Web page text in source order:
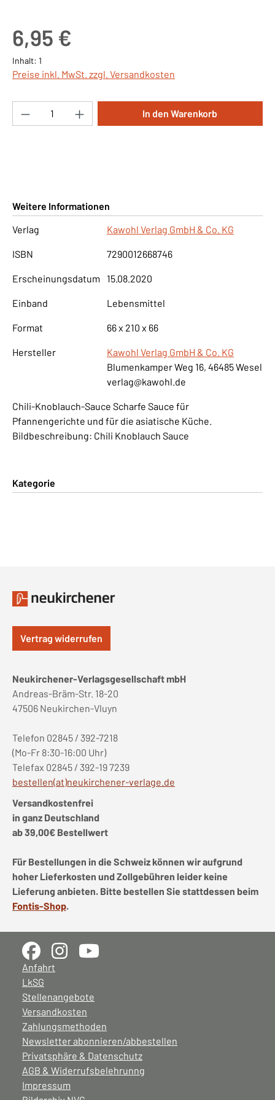
6,95 €
Inhalt: 1
Preise inkl. MwSt. zzgl. Versandkosten
Produkt Anzahl: Gib den gewünschten
In den Warenkorb
Weitere Informationen
Verlag
Kawohl Verlag GmbH & Co. KG
ISBN 7290012668746
Erscheinungsdatum 15.08.2020
Einband Lebensmittel
Format 66 x 210 x 66
Hersteller
Kawohl Verlag GmbH & Co. KG
Blumenkamper Weg 16, 46485 Wesel
verlag@kawohl.de
Chili-Knoblauch-Sauce Scharfe Sauce für
Pfannengerichte und für die asiatische Küche.
Bildbeschreibung: Chili Knoblauch Sauce
Kategorie
Vertrag widerrufen
Neukirchener-Verlagsgesellschaft mbH
Andreas-Bräm-Str. 18-20
47506 Neukirchen-Vluyn
Telefon 02845 / 392-7218
(Mo-Fr 8:30-16:00 Uhr)
Telefax 02845 / 392-19 7239
bestellen(at)neukirchener-verlage.de
Versandkostenfrei
in ganz Deutschland
ab 39,00€ Bestellwert
Für Bestellungen in die Schweiz können wir aufgrund
hoher Lieferkosten und Zollgebühren leider keine
Lieferung anbieten. Bitte bestellen Sie stattdessen beim
Fontis-Shop.
Anfahrt
LkSG
Stellenangebote
Versandkosten
Zahlungsmethoden
Newsletter abonnieren/abbestellen
Privatsphäre & Datenschutz
AGB & Widerrufsbelehrunng
Impressum